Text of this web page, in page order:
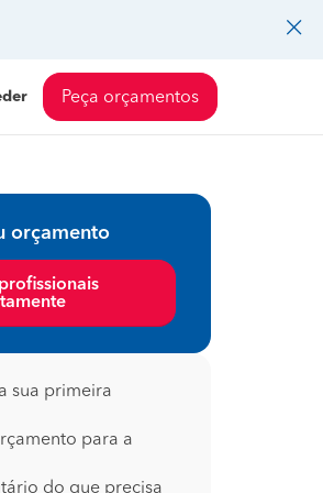
de interiores
pragas
Preço Instalação de painel sandwich
Preço Arquitetos
Preço Controlo de pragas
Preço Pavimentos
Peça orçamentos
orçamento
sua primeira
para a
do que precisa